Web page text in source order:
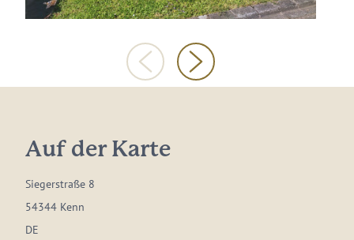
Auf der Karte
Siegerstraße 8
54344 Kenn
DE